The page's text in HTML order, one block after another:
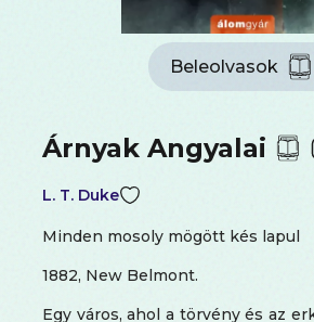
Beleolvasok
Árnyak Angyalai
L. T. Duke
Minden mosoly mögött kés lapul
1882, New Belmont.
Egy város, ahol a törvény és az